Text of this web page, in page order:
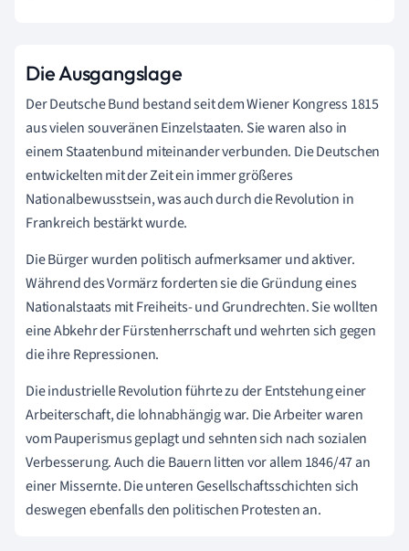
Die Ausgangslage
Der Deutsche Bund bestand seit dem Wiener Kongress 1815
aus vielen souveränen Einzelstaaten. Sie waren also in
einem Staatenbund miteinander verbunden. Die Deutschen
entwickelten mit der Zeit ein immer größeres
Nationalbewusstsein, was auch durch die Revolution in
Frankreich bestärkt wurde.
Die Bürger wurden politisch aufmerksamer und aktiver.
Während des Vormärz forderten sie die Gründung eines
Nationalstaats mit Freiheits- und Grundrechten. Sie wollten
eine Abkehr der Fürstenherrschaft und wehrten sich gegen
die ihre Repressionen.
Die industrielle Revolution führte zu der Entstehung einer
Arbeiterschaft, die lohnabhängig war. Die Arbeiter waren
vom Pauperismus geplagt und sehnten sich nach sozialen
Verbesserung. Auch die Bauern litten vor allem 1846/47 an
einer Missernte. Die unteren Gesellschaftsschichten sich
deswegen ebenfalls den politischen Protesten an.